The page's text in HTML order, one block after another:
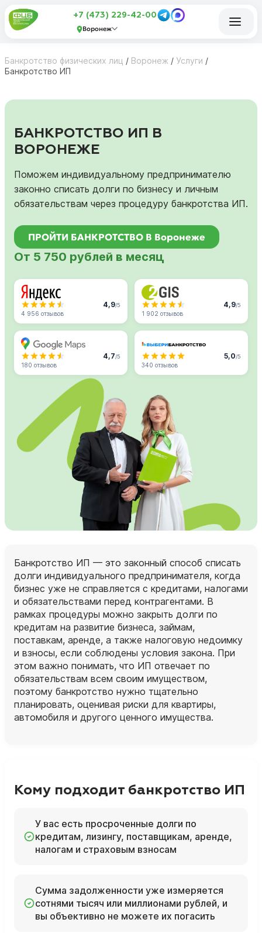
+7 (473) 229-42-00
Воронеж
Банкротство физических лиц / Воронеж / Услуги /
Банкротство ИП
БАНКРОТСТВО ИП В
ВОРОНЕЖЕ
Поможем индивидуальному предпринимателю
законно списать долги по бизнесу и личным
обязательствам через процедуру банкротства ИП.
ПРОЙТИ БАНКРОТСТВО В Воронеже
От 5 750 рублей в месяц
4,9/5
4 956 отзывов
4,9/5
1 902 отзывов
4,7/5
180 отзывов
5,0/5
340 отзывов
Банкротство ИП — это законный способ списать
долги индивидуального предпринимателя, когда
бизнес уже не справляется с кредитами, налогами
и обязательствами перед контрагентами. В
рамках процедуры можно закрыть долги по
кредитам на развитие бизнеса, займам,
поставкам, аренде, а также налоговую недоимку
и взносы, если соблюдены условия закона. При
этом важно понимать, что ИП отвечает по
обязательствам всем своим имуществом,
поэтому банкротство нужно тщательно
планировать, оценивая риски для квартиры,
автомобиля и другого ценного имущества.
Кому подходит банкротство ИП
У вас есть просроченные долги по
кредитам, лизингу, поставщикам, аренде,
налогам и страховым взносам
Сумма задолженности уже измеряется
сотнями тысяч или миллионами рублей, и
вы объективно не можете их погасить